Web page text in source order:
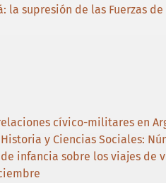
la supresión de las Fuerzas de
cívico-militares en
y Ciencias Sociales:
infancia sobre los viajes de